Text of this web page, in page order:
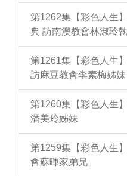
第1262集【彩色人生
典 訪南澳教會林淑玲
第1261集【彩色人生
訪麻豆教會李素梅姊妹
第1260集【彩色人生
潘美玲姊妹
第1259集【彩色人生
會蘇暉家弟兄